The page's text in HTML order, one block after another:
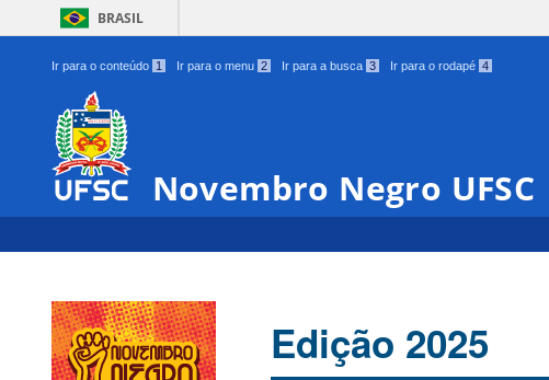
BRASIL
Ir para o conteúdo 1 Ir para o menu 2 Ir para a busca 3 Ir para o rodapé 4
Novembro Negro UFSC
Edição 2025